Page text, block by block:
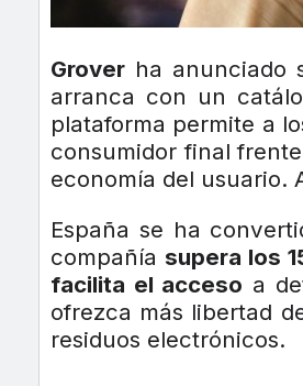
Groverha anunciado
arranca con un
plataforma permite a
consumidor final
economía del usuario.
España se ha
compañía supera los
facilita el acceso a
ofrezca más libertad
residuos electrónicos.